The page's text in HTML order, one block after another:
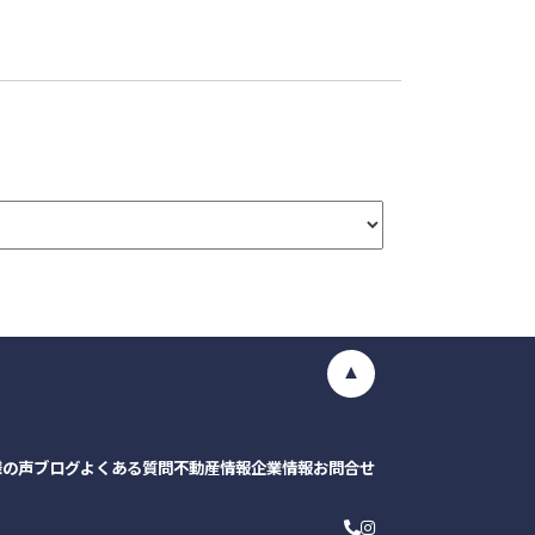
声ブログよくある質問不動産情報企業情報お問合せ